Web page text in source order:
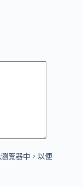
覽器中，以便